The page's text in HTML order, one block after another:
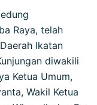
Raya, telah
Ikatan
diwakili
Ketua Umum,
Wakil Ketua